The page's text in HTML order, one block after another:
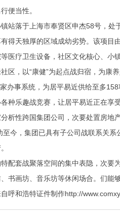
便当性。
落于上海市奉贤区申杰58号，处
得天独厚的区域成幼劣势。该项
医疗卫生设备，社区文化核心、小
区，以“康健”为起点战归宿，为康
事系统，为居平易近供给至多158
种乐趣战竞赛，让居平易近正在享
性跨国集团公司，次要处置房地
至今，集团已具有子公司战联系关
套战聚落空间的集中表隐，次要为
书画坊、音乐坊等休闲场合。们能
和浩特证件制作http://